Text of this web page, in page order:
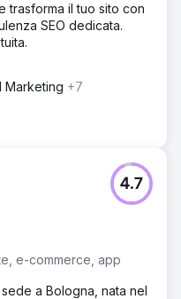
trasforma il tuo sito con
SEO dedicata.
Marketing +7
e-commerce, app
4.7
a Bologna, nata nel